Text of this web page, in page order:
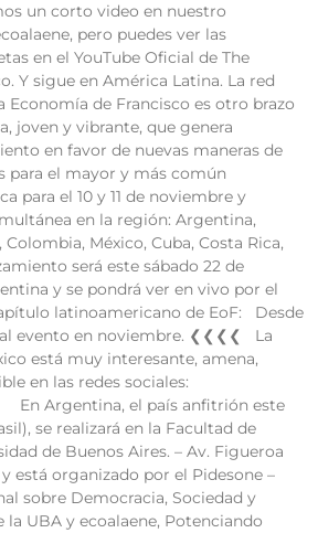
un corto video en nuestro
pero puedes ver las
en el YouTube Oficial de The
Y sigue en América Latina. La red
Economía de Francisco es otro brazo
joven y vibrante, que genera
en favor de nuevas maneras de
para el mayor y más común
para el 10 y 11 de noviembre y
en la región: Argentina,
México, Cuba, Costa Rica,
será este sábado 22 de
y se pondrá ver en vivo por el
latinoamericano de EoF: Desde
evento en noviembre. ❮❮❮❮ La
está muy interesante, amena,
en las redes sociales:
el país anfitrión este
se realizará en la Facultad de
de Buenos Aires. – Av. Figueroa
está organizado por el Pidesone –
sobre Democracia, Sociedad y
la UBA y ecoalaene, Potenciando